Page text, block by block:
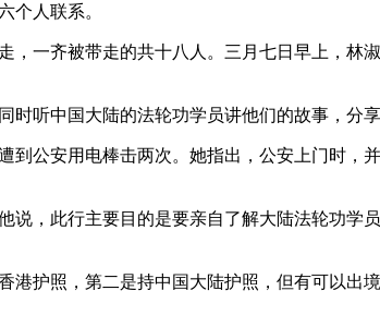
个人联系。
，一齐被带走的共十八人。三月七日早上，林
听中国大陆的法轮功学员讲他们的故事，分享
公安用电棒击两次。她指出，公安上门时，
，此行主要目的是要亲自了解大陆法轮功学
护照，第二是持中国大陆护照，但有可以出